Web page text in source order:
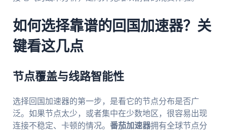
如何选择靠谱的回国加速器？关
键看这几点
节点覆盖与线路智能性
选择回国加速器的第一步，是看它的节点分布是否广
泛。如果节点太少，或者集中在少数地区，很容易出现
连接不稳定、卡顿的情况。 番茄加速器拥有全球节点分